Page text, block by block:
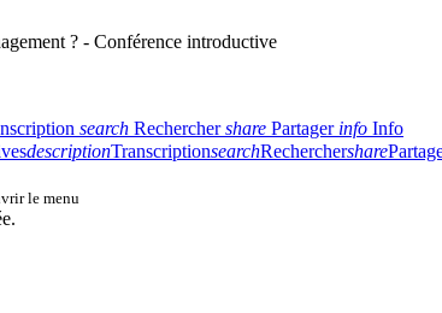
? - Conférence introductive
search Rechercher share Partager info Info
descriptionTranscriptionsearchRecherchershare
le menu